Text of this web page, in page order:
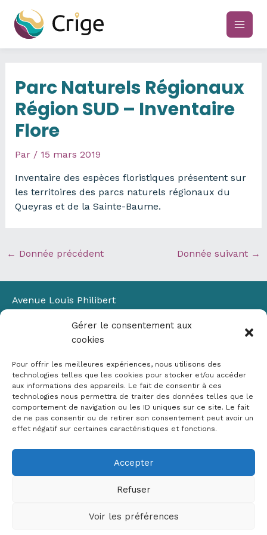
Gérer le consentement aux
cookies
Pour offrir les meilleures expériences, nous utilisons des
technologies telles que les cookies pour stocker et/ou accéder
aux informations des appareils. Le fait de consentir à ces
technologies nous permettra de traiter des données telles que le
comportement de navigation ou les ID uniques sur ce site. Le fait
de ne pas consentir ou de retirer son consentement peut avoir un
effet négatif sur certaines caractéristiques et fonctions.
Accepter
Refuser
Voir les préférences
contenu
main
Parc Naturels Régionaux
Région SUD – Inventaire
Flore
Par / 15 mars 2019
Inventaire des espèces floristiques présentent sur
les territoires des parcs naturels régionaux du
Queyras et de la Sainte-Baume.
← Donnée précédent Donnée suivant →
Avenue Louis Philibert
Bâtiment Laennec
13100 Aix-en-Provence
✉ contact@crige-paca.org
Mentions légales
RGPD
Copyright © 2026 Crige PACA